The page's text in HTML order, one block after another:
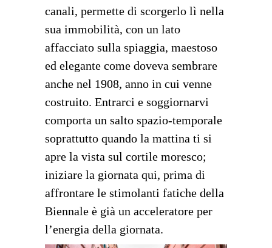
canali, permette di scorgerlo lì nella
sua immobilità, con un lato
affacciato sulla spiaggia, maestoso
ed elegante come doveva sembrare
anche nel 1908, anno in cui venne
costruito. Entrarci e soggiornarvi
comporta un salto spazio-temporale
soprattutto quando la mattina ti si
apre la vista sul cortile moresco;
iniziare la giornata qui, prima di
affrontare le stimolanti fatiche della
Biennale è già un acceleratore per
l’energia della giornata.